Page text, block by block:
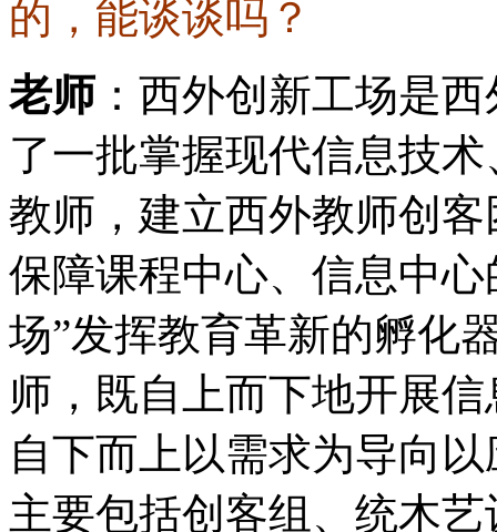
的，能谈谈吗？
老师 ：西外创新工场是
了一批掌握现代信息技
教师，建立西外教师创
保障课程中心、信息中
场”发挥教育革新的孵化
师，既自上而下地开展
自下而上以需求为导向
主要包括创客组、统木